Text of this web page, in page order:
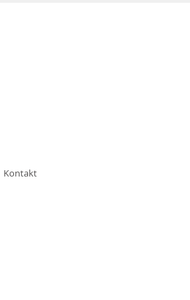
Kontakt